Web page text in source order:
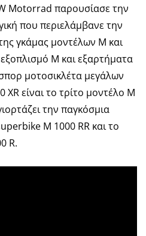
Motorrad παρουσίασε την
που περιελάμβανε την
γκάμας μοντέλων M και
M και εξαρτήματα
μοτοσικλέτα μεγάλων
είναι το τρίτο μοντέλο M
την παγκόσμια
M 1000 RR και το
R.